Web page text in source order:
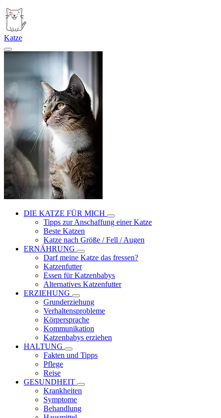
Katze
DIE KATZE FÜR MICH
Tipps zur Anschaffung einer Katze
Beste Katzen
Katze nach Größe / Fell / Augen
ERNÄHRUNG
Darf meine Katze das fressen?
Katzenfutter
Essen für Katzenbabys
Alternatives Katzenfutter
ERZIEHUNG
Grunderziehung
Verhaltensprobleme
Körpersprache
Kommunikation
Katzenbabys erziehen
HALTUNG
Fakten und Tipps
Pflege
Reise
GESUNDHEIT
Krankheiten
Symptome
Behandlung